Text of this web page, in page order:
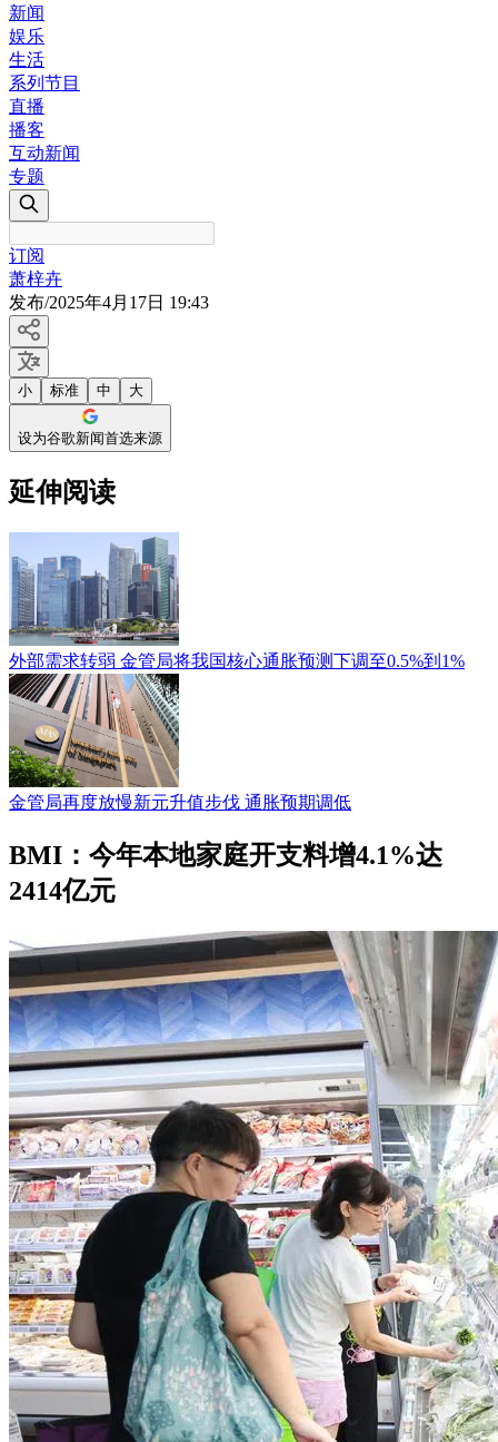
新闻
娱乐
生活
系列节目
直播
播客
互动新闻
专题
订阅
萧梓卉
发布/2025年4月17日 19:43
小 标准 中 大
设为谷歌新闻首选来源
延伸阅读
外部需求转弱 金管局将我国核心通胀预测下调至0.5%到1%
金管局再度放慢新元升值步伐 通胀预期调低
BMI：今年本地家庭开支料增4.1%达
2414亿元